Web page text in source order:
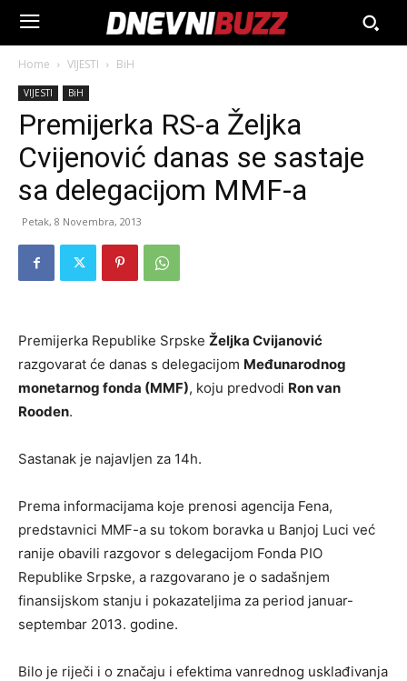
Home VIJESTI BiH
VIJESTI BiH
Premijerka RS-a Željka
Cvijenović danas se sastaje
sa delegacijom MMF-a
Petak, 8 Novembra, 2013
Premijerka Republike Srpske Željka Cvijanović
razgovarat će danas s delegacijom Međunarodnog
monetarnog fonda (MMF), koju predvodi Ron van
Rooden.
Sastanak je najavljen za 14h.
Prema informacijama koje prenosi agencija Fena,
predstavnici MMF-a su tokom boravka u Banjoj Luci već
ranije obavili razgovor s delegacijom Fonda PIO
Republike Srpske, a razgovarano je o sadašnjem
finansijskom stanju i pokazateljima za period januar-
septembar 2013. godine.
Bilo je riječi i o značaju i efektima vanrednog usklađivanja